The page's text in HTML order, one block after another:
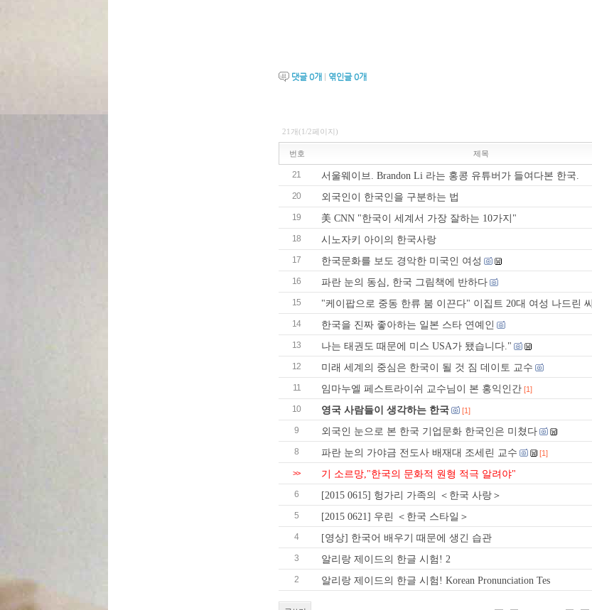
댓글0개 엮인글0개
21개(1/2페이지)
번호 제목
21 서울웨이브. Brandon Li 라는 홍콩 유튜버가 들여다본 한국.
20 외국인이 한국인을 구분하는 법
19 美 CNN "한국이 세계서 가장 잘하는 10가지"
18 시노자키 아이의 한국사랑
17 한국문화를 보도 경악한 미국인 여성
16 파란 눈의 동심, 한국 그림책에 반하다
15 "케이팝으로 중동 한류 붐 이끈다" 이집트 20대 여성 나드린 씨
14 한국을 진짜 좋아하는 일본 스타 연예인
13 나는 태권도 때문에 미스 USA가 됐습니다."
12 미래 세계의 중심은 한국이 될 것 짐 데이토 교수
11 임마누엘 페스트라이쉬 교수님이 본 홍익인간 [1]
10 영국 사람들이 생각하는 한국 [1]
9 외국인 눈으로 본 한국 기업문화 한국인은 미쳤다
8 파란 눈의 가야금 전도사 배재대 조세린 교수 [1]
>> 기 소르망,"한국의 문화적 원형 적극 알려야"
6 [2015 0615] 헝가리 가족의 ＜한국 사랑＞
5 [2015 0621] 우린 ＜한국 스타일＞
4 [영상] 한국어 배우기 때문에 생긴 습관
3 알리랑 제이드의 한글 시험! 2
2 알리랑 제이드의 한글 시험! Korean Pronunciation Tes